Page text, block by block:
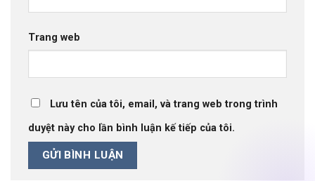
Trang web
Lưu tên của tôi, email, và trang web trong trình
duyệt này cho lần bình luận kế tiếp của tôi.